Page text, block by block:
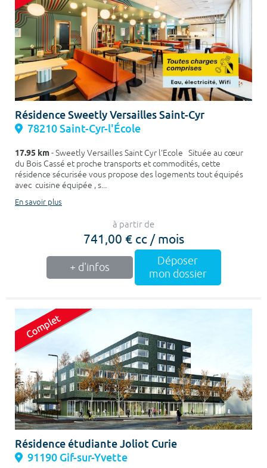
Résidence Sweetly Versailles Saint-Cyr
78210 Saint-Cyr-l'École
17.95 km- Sweetly Versailles Saint Cyr l'Ecole Située au cœur
du Bois Cassé et proche transports et commodités, cette
résidence sécurisée vous propose des logements tout équipés
avec cuisine équipée , s...
En savoir plus
à partir de
741,00 € cc / mois
+ d'infos
Déposer
mon dossier
Résidence étudiante Joliot Curie
91190 Gif-sur-Yvette